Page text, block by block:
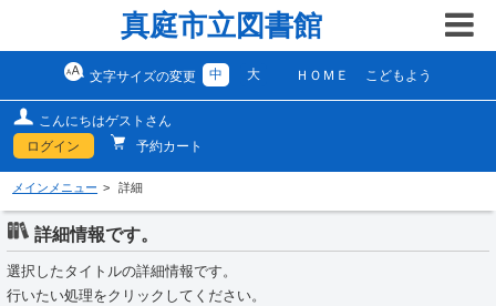
真庭市立図書館
文字サイズの変更 中 大 ＨＯＭＥ こどもよう
こんにちはゲストさん
ログイン
予約カート
メインメニュー 詳細
詳細情報です。
選択したタイトルの詳細情報です。
行いたい処理をクリックしてください。